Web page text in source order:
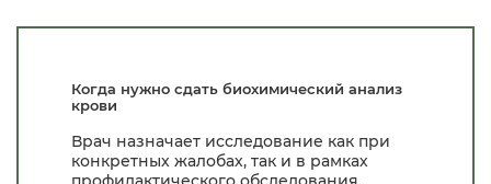
Когда нужно сдать биохимический анализ
крови
Врач назначает исследование как при
конкретных жалобах, так и в рамках